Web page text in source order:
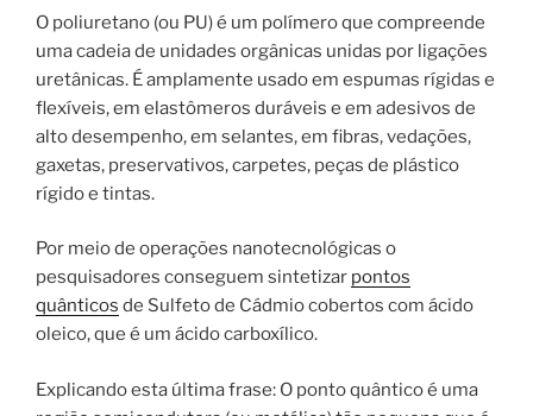
O poliuretano (ou PU) é um polímero que compreende
uma cadeia de unidades orgânicas unidas por ligações
uretânicas. É amplamente usado em espumas rígidas e
flexíveis, em elastômeros duráveis e em adesivos de
alto desempenho, em selantes, em fibras, vedações,
gaxetas, preservativos, carpetes, peças de plástico
rígido e tintas.
Por meio de operações nanotecnológicas o
pesquisadores conseguem sintetizar pontos
quânticos de Sulfeto de Cádmio cobertos com ácido
oleico, que é um ácido carboxílico.
Explicando esta última frase: O ponto quântico é uma